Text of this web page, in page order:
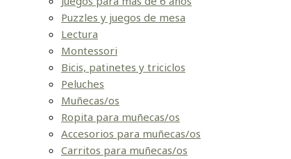
Puzzles y juegos de mesa
Lectura
Montessori
Bicis, patinetes y triciclos
Peluches
Muñecas/os
Ropita para muñecas/os
Accesorios para muñecas/os
Carritos para muñecas/os